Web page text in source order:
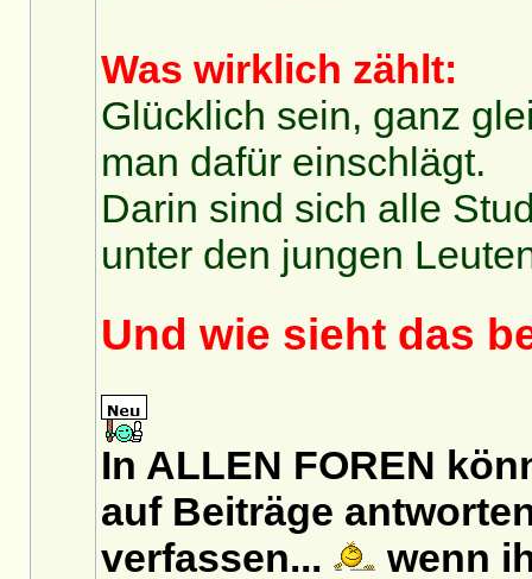
Was wirklich zählt:
Glücklich sein, ganz
man dafür einschlägt.
Darin sind sich alle
unter den jungen
Und wie sieht das
In ALLEN FOREN
auf Beiträge
verfassen...
wenn